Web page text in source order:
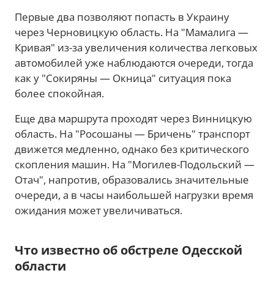
Первые два позволяют попасть в Украину
через Черновицкую область. На "Мамалига —
Кривая" из-за увеличения количества легковых
автомобилей уже наблюдаются очереди, тогда
как у "Сокиряны — Окница" ситуация пока
более спокойная.
Еще два маршрута проходят через Винницкую
область. На "Росошаны — Бричень" транспорт
движется медленно, однако без критического
скопления машин. На "Могилев-Подольский —
Отач", напротив, образовались значительные
очереди, а в часы наибольшей нагрузки время
ожидания может увеличиваться.
Что известно об обстреле Одесской
области